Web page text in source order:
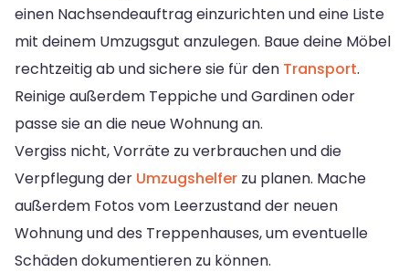
einen Nachsendeauftrag einzurichten und eine Liste
mit deinem Umzugsgut anzulegen. Baue deine Möbel
rechtzeitig ab und sichere sie für den Transport.
Reinige außerdem Teppiche und Gardinen oder
passe sie an die neue Wohnung an.
Vergiss nicht, Vorräte zu verbrauchen und die
Verpflegung der Umzugshelfer zu planen. Mache
außerdem Fotos vom Leerzustand der neuen
Wohnung und des Treppenhauses, um eventuelle
Schäden dokumentieren zu können.